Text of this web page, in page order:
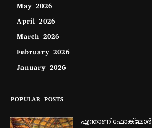
May 2026
April 2026
March 2026
February 2026
January 2026
POPULAR POSTS
എന്താണ്‌ ഫോക്‌ലോർ